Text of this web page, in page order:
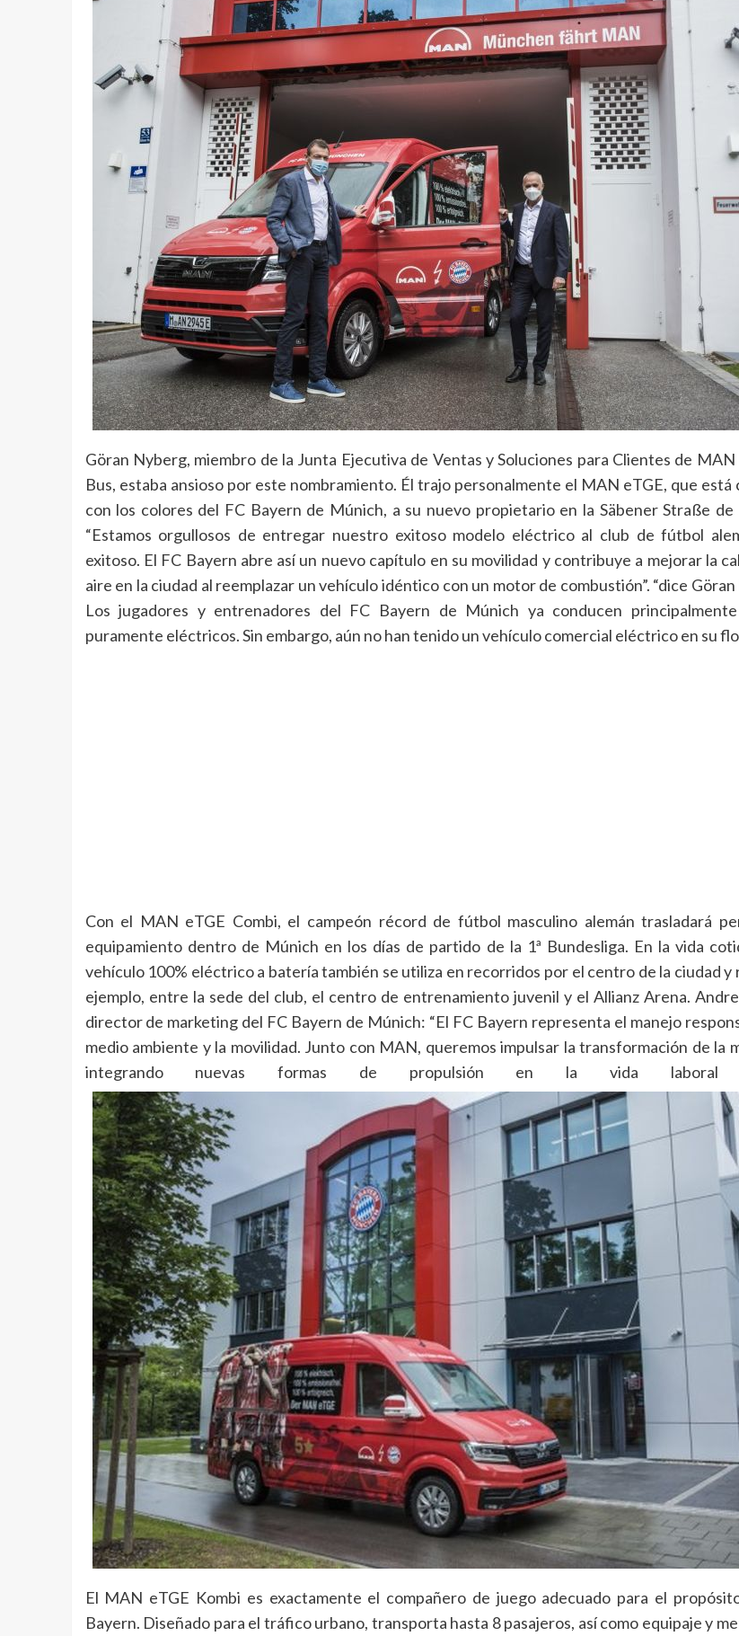
Göran Nyberg, miembro de la Junta Ejecutiva de Ventas y Soluciones para Clientes de
Bus, estaba ansioso por este nombramiento. Él trajo personalmente el MAN eTGE, que
con los colores del FC Bayern de Múnich, a su nuevo propietario en la Säbener Straße de
“Estamos orgullosos de entregar nuestro exitoso modelo eléctrico al club de fútbol
exitoso. El FC Bayern abre así un nuevo capítulo en su movilidad y contribuye a mejorar la
aire en la ciudad al reemplazar un vehículo idéntico con un motor de combustión”. “dice
Los jugadores y entrenadores del FC Bayern de Múnich ya conducen
puramente eléctricos. Sin embargo, aún no han tenido un vehículo comercial eléctrico en su
Con el MAN eTGE Combi, el campeón récord de fútbol masculino alemán trasladará
equipamiento dentro de Múnich en los días de partido de la 1ª Bundesliga. En la vida
vehículo 100% eléctrico a batería también se utiliza en recorridos por el centro de la ciudad y
ejemplo, entre la sede del club, el centro de entrenamiento juvenil y el Allianz Arena.
director de marketing del FC Bayern de Múnich: “El FC Bayern representa el manejo
medio ambiente y la movilidad. Junto con MAN, queremos impulsar la transformación de la
integrando nuevas formas de propulsión en la vida laboral
El MAN eTGE Kombi es exactamente el compañero de juego adecuado para el
Bayern. Diseñado para el tráfico urbano, transporta hasta 8 pasajeros, así como equipaje y